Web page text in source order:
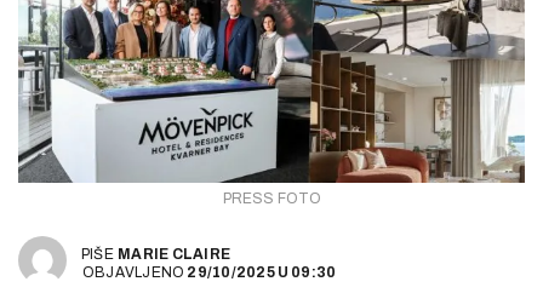
PRESS FOTO
PIŠE MARIE CLAIRE
OBJAVLJENO 29/10/2025 U 09:30